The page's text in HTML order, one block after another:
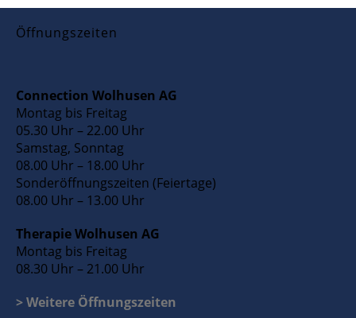
Öffnungszeiten
Connection Wolhusen AG
Montag bis Freitag
05.30 Uhr – 22.00 Uhr
Samstag, Sonntag
08.00 Uhr – 18.00 Uhr
Sonderöffnungszeiten (Feiertage)
08.00 Uhr – 13.00 Uhr
Therapie Wolhusen AG
Montag bis Freitag
08.30 Uhr – 21.00 Uhr
> Weitere Öffnungszeiten